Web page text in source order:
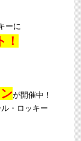
ーに
が開催中！
・ロッキー